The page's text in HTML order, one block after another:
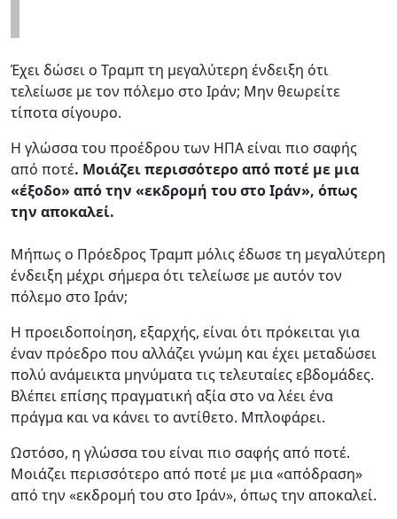
Έχει δώσει ο Τραμπ τη μεγαλύτερη ένδειξη ότι
τελείωσε με τον πόλεμο στο Ιράν; Μην θεωρείτε
τίποτα σίγουρο.
Η γλώσσα του προέδρου των ΗΠΑ είναι πιο σαφής
από ποτέ. Μοιάζει περισσότερο από ποτέ με μια
«έξοδο» από την «εκδρομή του στο Ιράν», όπως
την αποκαλεί.
Μήπως ο Πρόεδρος Τραμπ μόλις έδωσε τη μεγαλύτερη
ένδειξη μέχρι σήμερα ότι τελείωσε με αυτόν τον
πόλεμο στο Ιράν;
Η προειδοποίηση, εξαρχής, είναι ότι πρόκειται για
έναν πρόεδρο που αλλάζει γνώμη και έχει μεταδώσει
πολύ ανάμεικτα μηνύματα τις τελευταίες εβδομάδες.
Βλέπει επίσης πραγματική αξία στο να λέει ένα
πράγμα και να κάνει το αντίθετο. Μπλοφάρει.
Ωστόσο, η γλώσσα του είναι πιο σαφής από ποτέ.
Μοιάζει περισσότερο από ποτέ με μια «απόδραση»
από την «εκδρομή του στο Ιράν», όπως την αποκαλεί.